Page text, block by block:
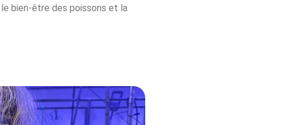
bien-être des poissons et la